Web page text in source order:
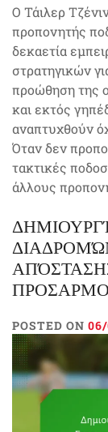
Ο Τάιλερ
προπονητής
δεκαετία
στρατηγικών
προώθηση της
και εκτός
αναπτυχθούν
Όταν δεν
τακτικές
άλλους
POSTED ON